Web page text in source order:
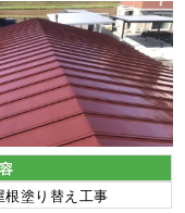
根塗り替え工事